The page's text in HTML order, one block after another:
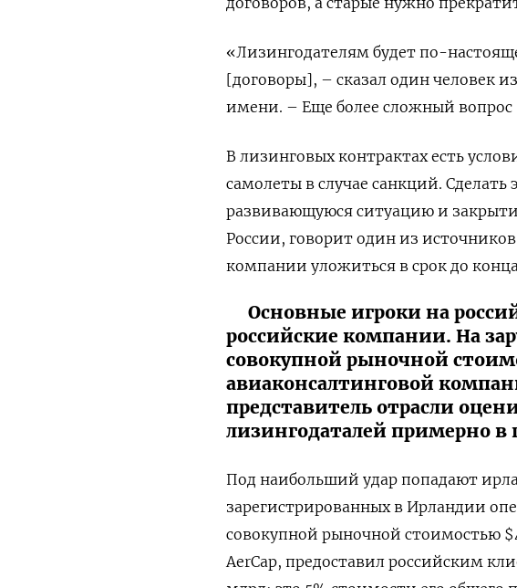
«Лизингодателям будет по-
[договоры], – сказал один человек
имени. – Еще более сложный вопрос
В лизинговых контрактах есть
самолеты в случае санкций.
развивающуюся ситуацию и
России, говорит один из
компании уложиться в срок до
Основные игроки на
российские компании. На
совокупной рыночной
авиаконсалтинговой
представитель отрасли
лизингодаталей примерно в
Под наибольший удар попадают
зарегистрированных в Ирландии
совокупной рыночной стоимостью
AerCap, предоставил российским